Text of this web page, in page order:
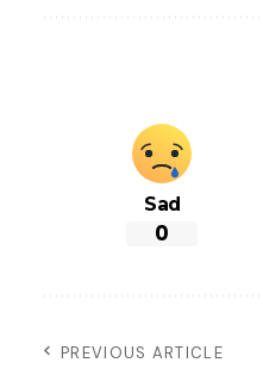
Sad
0
PREVIOUS ARTICLE